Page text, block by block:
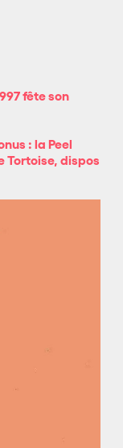
fête son
: la Peel
Tortoise, dispos